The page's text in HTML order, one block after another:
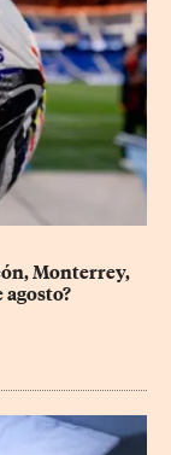
Monterrey,
agosto?